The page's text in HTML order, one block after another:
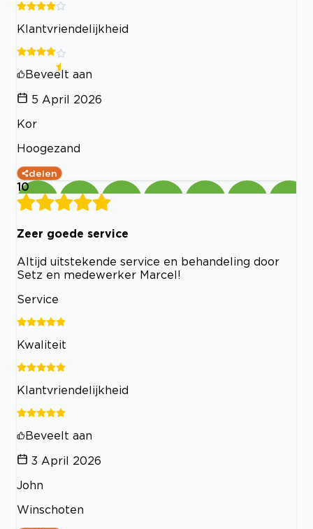
Klantvriendelijkheid
Beveelt aan
5 April 2026
Kor
Hoogezand
delen
10
Zeer goede service
Altijd uitstekende service en behandeling door
Setz en medewerker Marcel!
Service
Kwaliteit
Klantvriendelijkheid
Beveelt aan
3 April 2026
John
Winschoten